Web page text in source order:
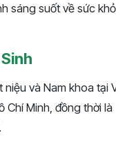
sáng suốt về sức
và Nam khoa tại
Chí Minh, đồng thời là